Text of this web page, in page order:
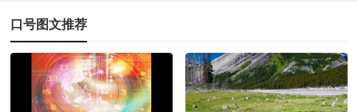
口号图文推荐